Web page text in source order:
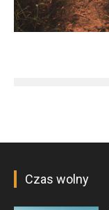
Czas wolny